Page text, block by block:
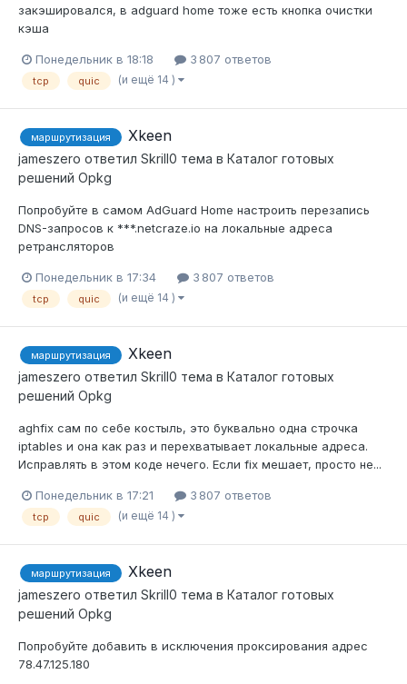
закэшировался, в adguard home тоже есть кнопка очистки
кэша
Понедельник в 18:18 3 807 ответов
tcp quic (и ещё 14 )
маршрутизация Xkeen
jameszero ответил Skrill0 тема в Каталог готовых
решений Opkg
Попробуйте в самом AdGuard Home настроить перезапись
DNS-запросов к ***.netcraze.io на локальные адреса
ретрансляторов
Понедельник в 17:34 3 807 ответов
tcp quic (и ещё 14 )
маршрутизация Xkeen
jameszero ответил Skrill0 тема в Каталог готовых
решений Opkg
aghfix сам по себе костыль, это буквально одна строчка
iptables и она как раз и перехватывает локальные адреса.
Исправлять в этом коде нечего. Если fix мешает, просто не...
Понедельник в 17:21 3 807 ответов
tcp quic (и ещё 14 )
маршрутизация Xkeen
jameszero ответил Skrill0 тема в Каталог готовых
решений Opkg
Попробуйте добавить в исключения проксирования адрес
78.47.125.180